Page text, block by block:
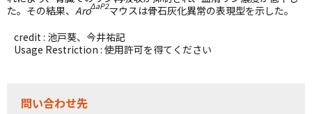
た。その結果、 AroΔaP2マウスは骨石灰化異常の表現型を示した。
credit : 池戸葵、今井祐記
Usage Restriction : 使用許可を得てください
問い合わせ先